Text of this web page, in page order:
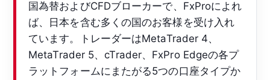
国為替およびCFDブローカーで、FxProによれ
ば、日本を含む多くの国のお客様を受け入れ
ています。トレーダーはMetaTrader 4、
MetaTrader 5、cTrader、FxPro Edgeの各プ
ラットフォームにまたがる5つの口座タイプか